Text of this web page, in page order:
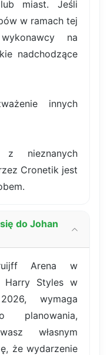
miast. Jeśli
w ramach tej
na
nadchodzące
innych
nieznanych
Cronetik jest
do Johan
Arena w
Harry Styles w
wymaga
planowania,
własnym
że wydarzenie